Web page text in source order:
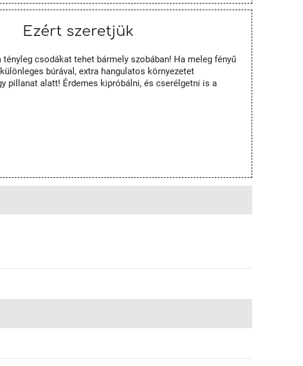
Ezért szeretjük
csodákat tehet bármely szobában! Ha meleg fényű
búrával, extra hangulatos környezetet
pillanat alatt! Érdemes kipróbálni, és cserélgetni is a